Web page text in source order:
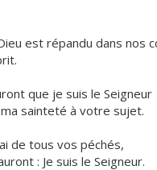
est répandu dans nos
que je suis le Seigneur
sainteté à votre sujet.
de tous vos péchés,
: Je suis le Seigneur.